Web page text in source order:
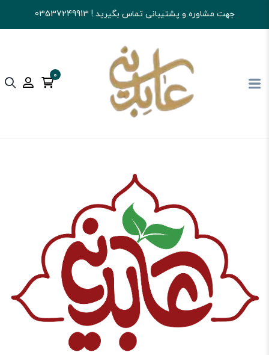
جهت مشاوره و پشتیبانی تماس بگیرید ! 03537249913
0
آجیل و خشکبار عابدینی پکیج های کادویی جعبه های کادویی آجیل